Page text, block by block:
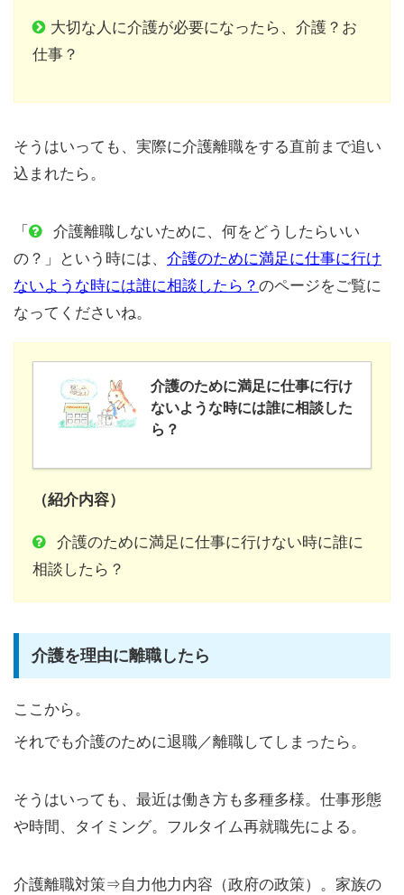
大切な人に介護が必要になったら、介護？お
仕事？
そうはいっても、実際に介護離職をする直前まで追い
込まれたら。
「
介護離職しないために、何をどうしたらいい
の？」という時には、 介護のために満足に仕事に行け
ないような時には誰に相談したら？ のページをご覧に
なってくださいね。
介護のために満足に仕事に行け
ないような時には誰に相談した
ら？
（紹介内容）
介護のために満足に仕事に行けない時に誰に
相談したら？
介護を理由に離職したら
ここから。
それでも介護のために退職／離職してしまったら。
そうはいっても、最近は働き方も多種多様。仕事形態
や時間、タイミング。フルタイム再就職先による。
介護離職対策⇒自力他力内容（政府の政策）。家族の